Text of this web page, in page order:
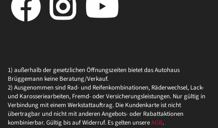
1) außerhalb der gesetzlichen Öffnungszeiten bietet das Autohaus
Brüggemann keine Beratung/Verkauf.
2) Ausgenommen sind Rad- und Reifenkombinationen, Räderwechsel, Lack-
und Karosseriearbeiten, Fremd- oder Versicherungsleistungen. Nur gültig in
Verbindung mit einem Werkstattauftrag. Die Kundenkarte ist nicht
übertragbar und nicht mit anderen Angebots- oder Rabattaktionen
kombinierbar. Gültig bis auf Widerruf. Es gelten unsereAGB.